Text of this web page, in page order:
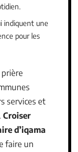
indiquent une
pour les
services et
Croiser
d’iqama
faire un